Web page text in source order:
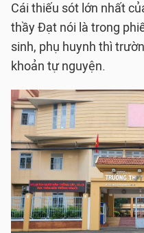
Cái thiếu sót lớn nhất
thầy Đạt nói là trong
sinh, phụ huynh thì
khoản tự nguyện.